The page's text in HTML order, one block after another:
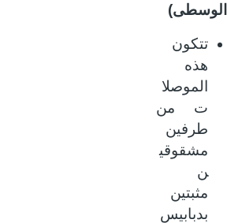
تتكون
هذه
الموصلا
ت من
طرفين
مشقوقي
مثبتين
بدبابيس